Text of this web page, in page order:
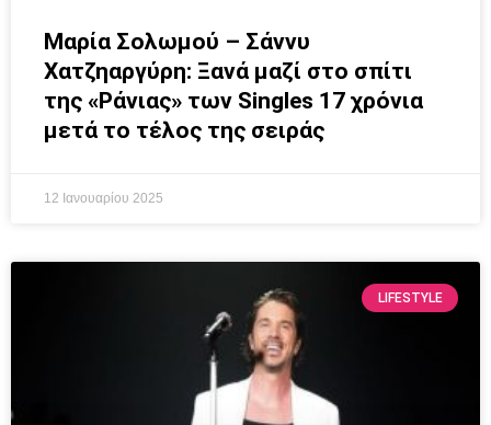
Μαρία Σολωμού – Σάννυ
Χατζηαργύρη: Ξανά μαζί στο σπίτι
της «Ράνιας» των Singles 17 χρόνια
μετά το τέλος της σειράς
12 Ιανουαρίου 2025
LIFESTYLE